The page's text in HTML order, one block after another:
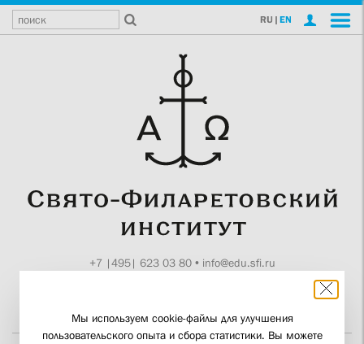
RU | EN
+7 |495| 623 03 80• info@edu.sfi.ru
Мы используем cookie-файлы для улучшения
пользовательского опыта и сбора статистики. Вы можете